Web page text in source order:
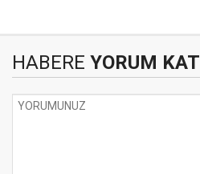
HABERE YORUM KAT